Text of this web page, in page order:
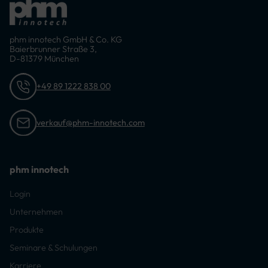
phm innotech GmbH & Co. KG
Baierbrunner Straße 3,
D-81379 München
+49 89 1222 838 00
verkauf@phm-innotech.com
phm innotech
Login
Unternehmen
Produkte
Seminare & Schulungen
Karriere